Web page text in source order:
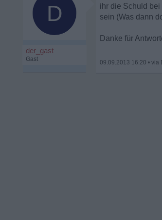
D
der_gast
Gast
ihr die Schuld
sein (Was dann
Danke für
09.09.2013 16:20 •